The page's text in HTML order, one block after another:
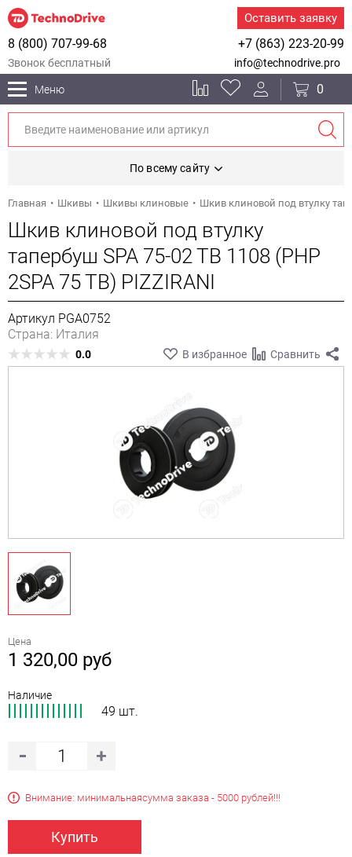
Оставить заявку
+7 (863) 223-20-99
8 (800) 707-99-68
Звонок бесплатный info@technodrive.pro
Меню 0
По всему сайту
Главная Шкивы Шкивы клиновые Шкив клиновой под втулку
Шкив клиновой под втулку
тапербуш SPA 75-02 TB 1108 (PHP
2SPA 75 TB) PIZZIRANI
Артикул PGA0752
Страна: Италия
0.0 В избранное Сравнить
Цена
1 320,00 руб
Наличие
49 шт.
Внимание: минимальнаясумма заказа - 5000 рублей!!!
Купить